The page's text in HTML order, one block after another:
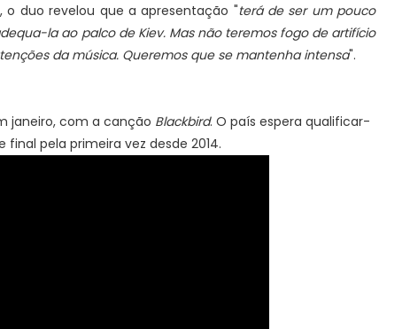
o duo revelou que a apresentação "terá de ser um pouco
la ao palco de Kiev. Mas não teremos fogo de artifício
da música. Queremos que se mantenha intensa".
janeiro, com a canção Blackbird. O país espera qualificar-
final pela primeira vez desde 2014.